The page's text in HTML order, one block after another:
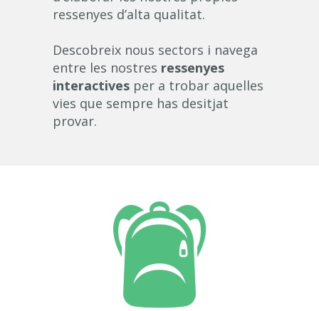
ressenyes d’alta qualitat.
Descobreix nous sectors i navega
entre les nostres ressenyes
interactives per a trobar aquelles
vies que sempre has desitjat
provar.